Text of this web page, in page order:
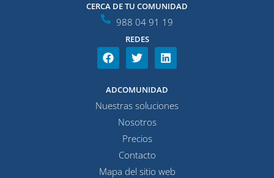
CERCA DE TU COMUNIDAD
988 04 91 19
REDES
F
a
c
e
b
o
T
w
i
t
t
e
r
L
i
n
k
e
d
ADCOMUNIDAD
Nuestras soluciones
Nosotros
Precios
Contacto
Mapa del sitio web